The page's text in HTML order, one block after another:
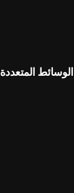
الوسائط المتعددة